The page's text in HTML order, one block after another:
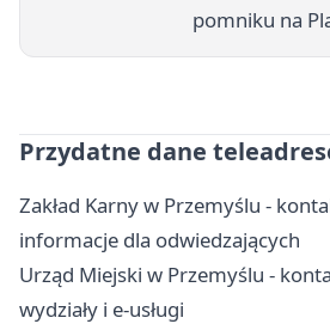
pomniku na
Przydatne dane
Zakład Karny w Przemyślu -
informacje dla odwiedzających
Urząd Miejski w Przemyślu -
wydziały i e-usługi